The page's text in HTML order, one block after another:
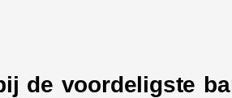
de voordeligste